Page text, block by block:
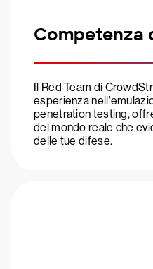
Competenza
Il Red Team di
esperienza
penetration testing,
del mondo reale che
delle tue difese.